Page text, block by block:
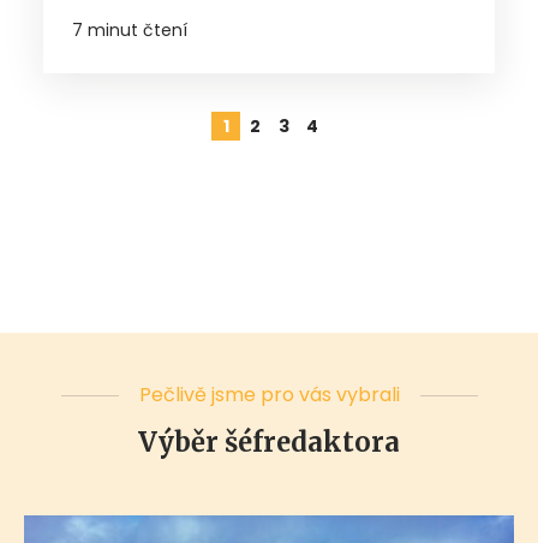
7 minut čtení
1 2 3 4
Pečlivě jsme pro vás vybrali
Výběr šéfredaktora